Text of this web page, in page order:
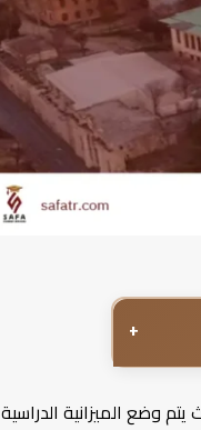
+
وضع الميزانية الدراسية